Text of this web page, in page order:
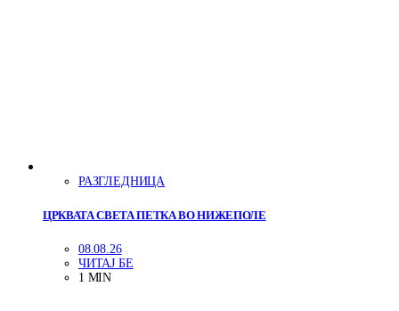
РАЗГЛЕДНИЦА
ЦРКВАТА СВЕТА ПЕТКА ВО НИЖЕПОЛЕ
08.08.26
ЧИТАЈ БЕ
1 MIN